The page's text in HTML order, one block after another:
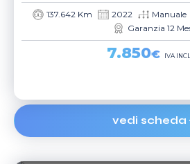
137.642 Km 2022 Manuale
Garanzia 12
7.850€ IVA
vedi scheda